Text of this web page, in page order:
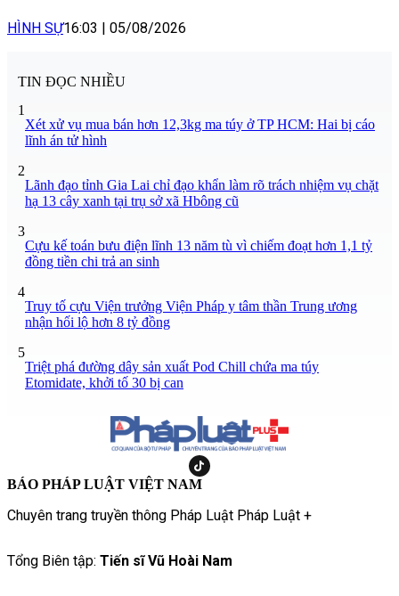
HÌNH SỰ16:03 | 05/08/2026
TIN ĐỌC NHIỀU
1
Xét xử vụ mua bán hơn 12,3kg ma túy ở TP HCM: Hai bị cáo
lĩnh án tử hình
2
Lãnh đạo tỉnh Gia Lai chỉ đạo khẩn làm rõ trách nhiệm vụ chặt
hạ 13 cây xanh tại trụ sở xã Hbông cũ
3
Cựu kế toán bưu điện lĩnh 13 năm tù vì chiếm đoạt hơn 1,1 tỷ
đồng tiền chi trả an sinh
4
Truy tố cựu Viện trưởng Viện Pháp y tâm thần Trung ương
nhận hối lộ hơn 8 tỷ đồng
5
Triệt phá đường dây sản xuất Pod Chill chứa ma túy
Etomidate, khởi tố 30 bị can
BÁO PHÁP LUẬT VIỆT NAM
Chuyên trang truyền thông Pháp Luật Pháp Luật +
Tổng Biên tập: Tiến sĩ Vũ Hoài Nam